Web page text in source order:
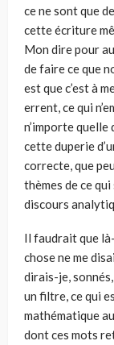
ce ne sont que
cette écriture
Mon dire pour
de faire ce que
est que c’est à
errent, ce qui
n’importe quelle
cette duperie
correcte, que
thèmes de ce
discours
Il faudrait que
chose ne me
dirais-je,
un filtre, ce qui
mathématique
dont ces mots